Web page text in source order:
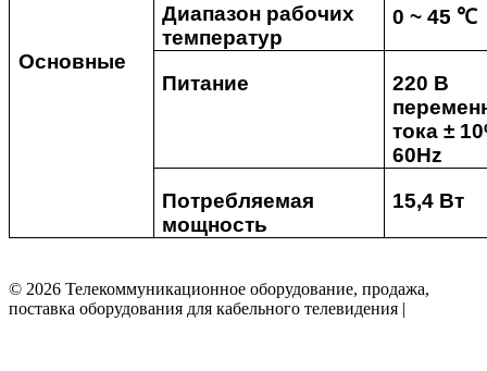
Основные
Диапазон рабочих
температур
0 ~ 45 ℃
Питание
220 В
тока ±
60Hz
Потребляемая
мощность
15,4 Вт
© 2026 Телекоммуникационное оборудование, продажа,
поставка оборудования для кабельного телевидения |